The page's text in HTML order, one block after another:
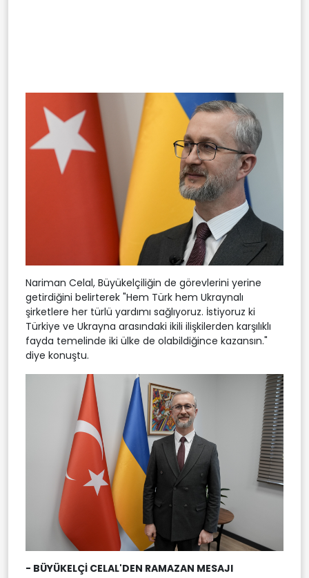
Nariman Celal, Büyükelçiliğin de görevlerini yerine
getirdiğini belirterek "Hem Türk hem Ukraynalı
şirketlere her türlü yardımı sağlıyoruz. İstiyoruz ki
Türkiye ve Ukrayna arasındaki ikili ilişkilerden karşılıklı
fayda temelinde iki ülke de olabildiğince kazansın."
diye konuştu.
- BÜYÜKELÇİ CELAL'DEN RAMAZAN MESAJI